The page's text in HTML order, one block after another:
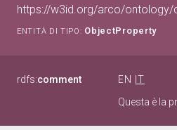
https://w3id.org/arco/ontology/
ENTITÀ DI TIPO: ObjectProperty
rdfs:comment EN
IT
Questa è la